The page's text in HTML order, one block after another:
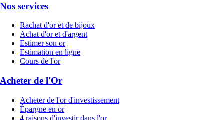
Nos services
Rachat d'or et de bijoux
Achat d'or et d'argent
Estimer son or
Estimation en ligne
Cours de l'or
Acheter de l'Or
Acheter de l'or d'investissement
Épargne en or
4 raisons d'investir dans l'or